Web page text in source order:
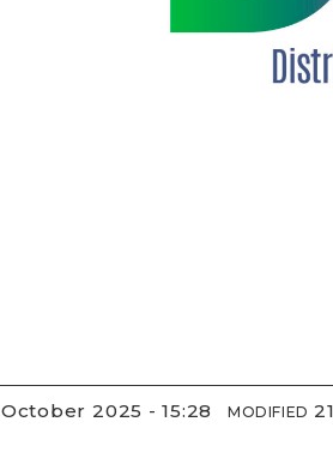
7 October 2025 - 15:28 MODIFIED